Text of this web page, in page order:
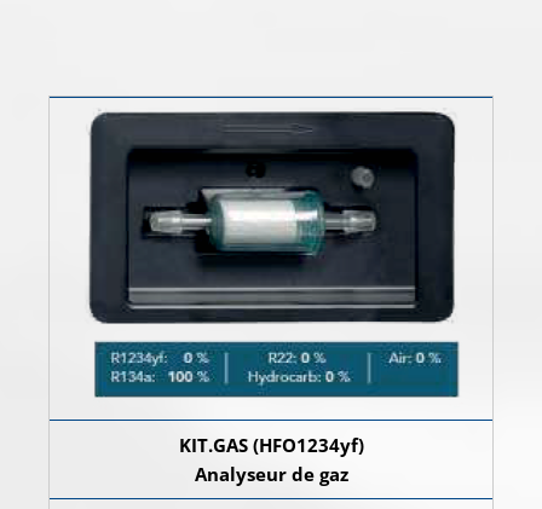
KIT.GAS (HFO1234yf)
Analyseur de gaz